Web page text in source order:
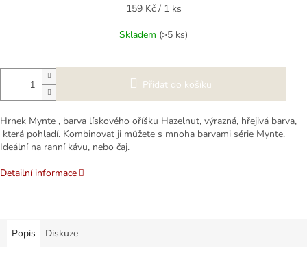
Měrná
159 Kč / 1 ks
Skladem (>5 ks)
Přidat do košíku
Hrnek Mynte , barva lískového oříšku Hazelnut, výrazná, hřejivá barva,
která pohladí. Kombinovat ji můžete s mnoha barvami série Mynte.
Ideální na ranní kávu, nebo čaj.
Detailní informace
Popis Diskuze